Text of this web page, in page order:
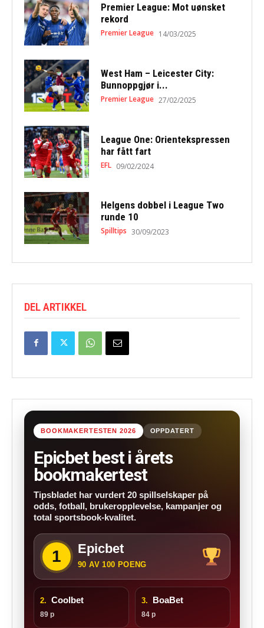
Premier League: Mot uønsket
rekord
Premier League 14/03/2025
West Ham – Leicester City:
Bunnoppgjør i...
Premier League 27/02/2025
League One: Orientekspressen
har fått fart
EFL 09/02/2024
Helgens dobbel i League Two
runde 10
Spilltips 30/09/2023
DEL ARTIKKEL
BOOKMAKERTESTEN 2026 OPPDATERT
Epicbet best i årets
bookmakertest
Tipsbladet har vurdert 20 spillselskaper på
odds, fotball, brukeropplevelse, kampanjer og
total sportsbook-kvalitet.
1 Epicbet
90 AV 100 POENG
2. Coolbet
89 p
3. BoaBet
84 p